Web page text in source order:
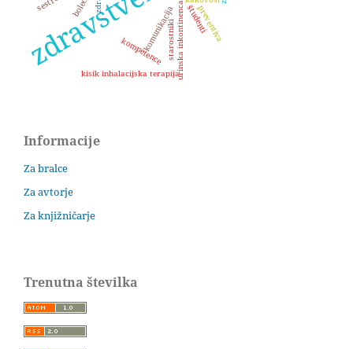
urinska inkontinenca
komunikacija študenti
starostniki preventiva
kompetence
kisik inhalacijska terapija
Informacije
Za bralce
Za avtorje
Za knjižničarje
Trenutna številka